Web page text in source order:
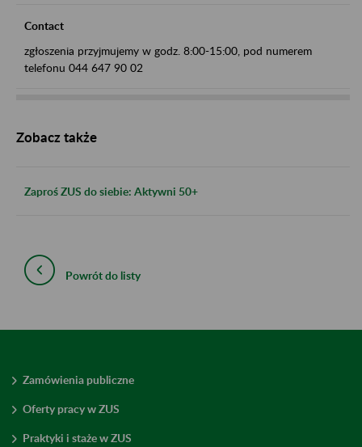
Contact
zgłoszenia przyjmujemy w godz. 8:00-15:00, pod numerem
telefonu 044 647 90 02
Zobacz także
Zaproś ZUS do siebie: Aktywni 50+
Powrót do listy
Zamówienia publiczne
Oferty pracy w ZUS
Praktyki i staże w ZUS